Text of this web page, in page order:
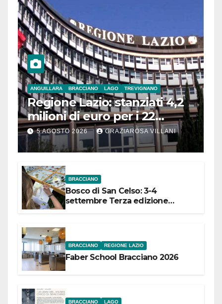
ANGUILLARA BRACCIANO LAGO TREVIGNANO
Regione Lazio: stanziati 4,2
milioni di euro per i 22
Comuni dell’Etruria
Meridionale
5 AGOSTO 2026 GRAZIAROSA VILLANI
BRACCIANO
Bosco di San Celso: 3-4
settembre Terza edizione
BRACCIANO REGIONE LAZIO
Faber School Bracciano 2026
BRACCIANO LAGO